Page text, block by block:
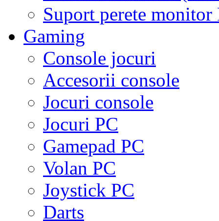
Suport perete
Gaming
Console jocuri
Accesorii console
Jocuri console
Jocuri PC
Gamepad PC
Volan PC
Joystick PC
Darts